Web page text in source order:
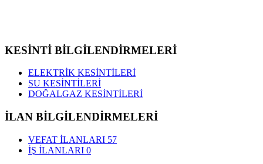
KESİNTİ BİLGİLENDİRMELERİ
ELEKTRİK KESİNTİLERİ
SU KESİNTİLERİ
DOĞALGAZ KESİNTİLERİ
İLAN BİLGİLENDİRMELERİ
VEFAT İLANLARI 57
İŞ İLANLARI 0